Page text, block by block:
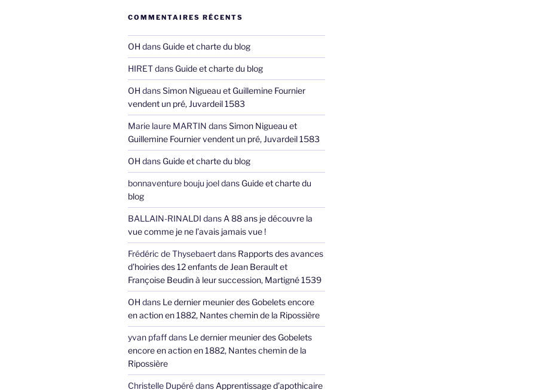
COMMENTAIRES RÉCENTS
OH dans Guide et charte du blog
HIRETdans Guide et charte du blog
OH dansSimon Nigueau et Guillemine Fournier
vendent un pré, Juvardeil 1583
Marie laure MARTIN dansSimon Nigueau et
Guillemine Fournier vendent un pré, Juvardeil 1583
OH dans Guide et charte du blog
bonnaventure bouju joeldans Guide et charte du
blog
BALLAIN-RINALDI dans A 88 ans je découvre la
vue comme je ne l’avais jamais vue !
Frédéric de Thysebaertdans Rapports des avances
d’hoiries des 12 enfants de Jean Berault et
Françoise Beudin à leur succession, Martigné 1539
OH dans Le dernier meunier des Gobelets encore
en action en 1882, Nantes chemin de la Ripossière
yvan pfaffdans Le dernier meunier des Gobelets
encore en action en 1882, Nantes chemin de la
Ripossière
Christelle Dupérédans Apprentissage d’apothicaire